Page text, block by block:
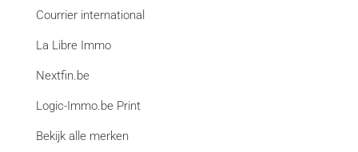
Courrier international
La Libre Immo
Nextfin.be
Logic-Immo.be Print
Bekijk alle merken